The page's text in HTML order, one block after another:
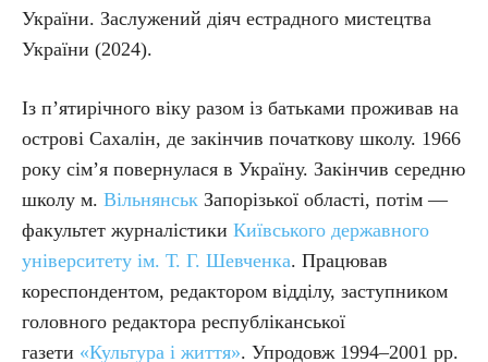
України. Заслужений діяч естрадного мистецтва
України (2024).
Із п’ятирічного віку разом із батьками проживав на
острові Сахалін, де закінчив початкову школу. 1966
року сім’я повернулася в Україну. Закінчив середню
школу м. Вільнянськ Запорізької області, потім —
факультет журналістики Київського державного
університету ім. Т. Г. Шевченка. Працював
кореспондентом, редактором відділу, заступником
головного редактора республіканської
газети «Культура і життя». Упродовж 1994–2001 рр.